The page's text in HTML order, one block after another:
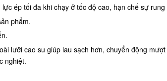
ép tối đa khi chạy ở tốc độ cao, hạn chế sự rung
phẩm.
lưỡi cao su giúp lau sạch hơn, chuyển động
nghiệt.